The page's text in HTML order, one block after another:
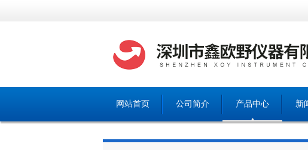
网站首页 公司简介 产品中心 新